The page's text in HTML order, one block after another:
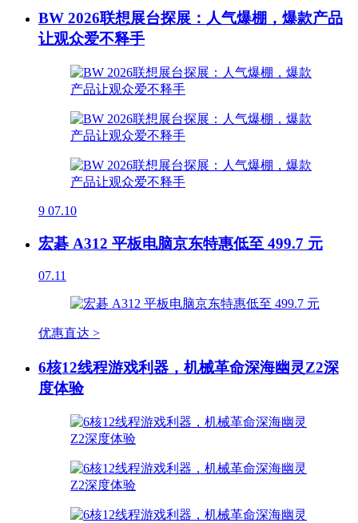
BW 2026联想展台探展：人气爆棚，爆款产品
让观众爱不释手
9 07.10
宏碁 A312 平板电脑京东特惠低至 499.7 元
07.11
优惠直达 >
6核12线程游戏利器，机械革命深海幽灵Z2深
度体验